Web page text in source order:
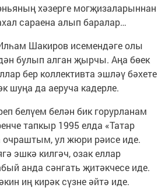
хәзерге могҗизаларыннан
сараена алып баралар…
Шакиров исемендәге олы
булып алган җырчы. Аңа бөек
бер коллективта эшләү бәхете
шуңа да аеруча кадерле.
белүем белән бик горурланам
тапкыр 1995 елда «Татар
ул жюри рәисе иде.
эшкә килгәч, озак еллар
анда сәнгать җитәкчесе иде.
иң кирәк сүзне әйтә иде.